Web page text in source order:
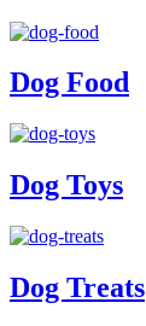
Dog Food
Dog Toys
Dog Treats